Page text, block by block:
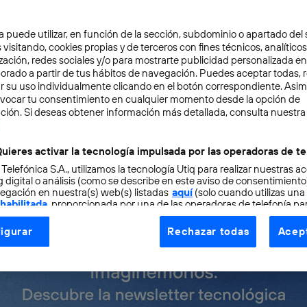
en la ciudad de Barcelona se instala uno de los
de la capital, instaurando una firma única
de Cataluña.
Enric Massip-Bosch, el edificio Torre Telefónica
de Telefónica en Cataluña, albergando en su
grupo e instaurando un referente mundial en centros
multimedia.
puede utilizar, en función de la sección, subdominio o apartado del
visitando, cookies propias y de terceros con fines técnicos,
redes sociales y/o para mostrarte publicidad personalizada
a partir de tus hábitos de navegación. Puedes aceptar todas,
su uso individualmente clicando en el botón correspondiente.
tu consentimiento en cualquier momento desde la opción de
Si deseas obtener información más detallada, consulta nuestra
activar la tecnología impulsada por las operadoras de
S.A., utilizamos la tecnología Utiq para realizar nuestras
digital o análisis (como se describe en este aviso de
en nuestra(s) web(s) listadas aquí(solo cuando utilizas una
, proporcionada por una de las operadoras de telefonía
consentimiento en cada página web).
Utiq está diseñada con la privacidad como prioridad
tu dirección IP y otra información de la cuenta de cliente de
a la conexión que utilizas (p. ej., número de teléfono móvil).
Rechazar todas